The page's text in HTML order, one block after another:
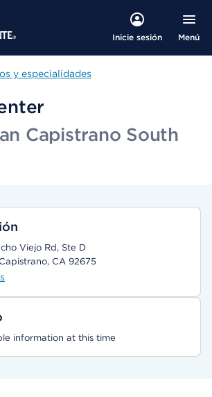
Inicie sesión Menú
y especialidades
y especialidades
Capistrano South
Viejo Rd, Ste D
CA 92675
information at this time